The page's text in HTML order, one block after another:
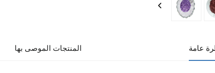
عامة المنتجات الموصى بها